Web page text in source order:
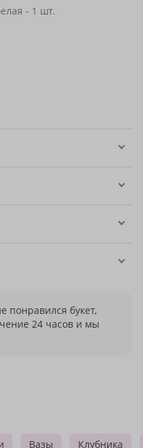
- 1 шт.
понравился букет,
24 часов и мы
Вазы Клубника